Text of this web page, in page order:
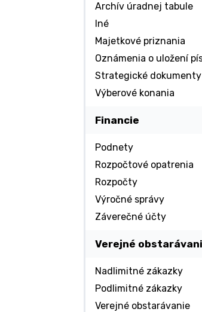
Archív úradnej tabule
Iné
Majetkové priznania
Oznámenia o uložení
Strategické dokumenty
Výberové konania
Financie
Podnety
Rozpočtové opatrenia
Rozpočty
Výročné správy
Záverečné účty
Verejné
Nadlimitné zákazky
Podlimitné zákazky
Verejné obstarávanie